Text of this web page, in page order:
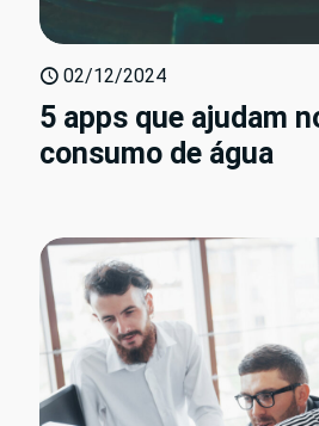
02/12/2024
5 apps que ajudam
consumo de água